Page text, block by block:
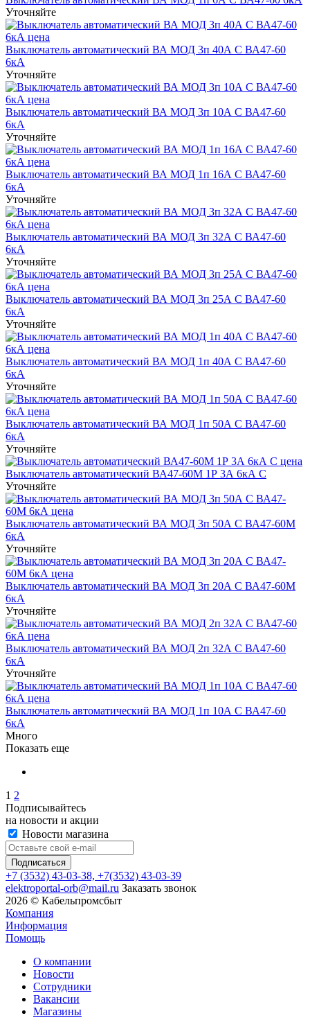
Уточняйте
Выключатель автоматический ВА МОД 3п 40А С ВА47-60
6кА
Уточняйте
Выключатель автоматический ВА МОД 3п 10А С ВА47-60
6кА
Уточняйте
Выключатель автоматический ВА МОД 1п 16А С ВА47-60
6кА
Уточняйте
Выключатель автоматический ВА МОД 3п 32А С ВА47-60
6кА
Уточняйте
Выключатель автоматический ВА МОД 3п 25А С ВА47-60
6кА
Уточняйте
Выключатель автоматический ВА МОД 1п 40А C ВА47-60
6кА
Уточняйте
Выключатель автоматический ВА МОД 1п 50А C ВА47-60
6кА
Уточняйте
Выключатель автоматический ВА47-60M 1Р 3А 6кА С
Уточняйте
Выключатель автоматический ВА МОД 3п 50А C ВА47-60M
6кА
Уточняйте
Выключатель автоматический ВА МОД 3п 20А C ВА47-60M
6кА
Уточняйте
Выключатель автоматический ВА МОД 2п 32А C ВА47-60
6кА
Уточняйте
Выключатель автоматический ВА МОД 1п 10А C ВА47-60
6кА
Много
Показать еще
1 2
Подписывайтесь
на новости и акции
Новости магазина
+7 (3532) 43-03-38, +7(3532) 43-03-39
elektroportal-orb@mail.ru Заказать звонок
2026 © Кабельпромсбыт
Компания
Информация
Помощь
О компании
Новости
Сотрудники
Вакансии
Магазины